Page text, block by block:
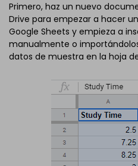
Primero, haz un nuevo
Drive para empezar a hacer
Google Sheets y empieza a
manualmente o
datos de muestra en la hoja